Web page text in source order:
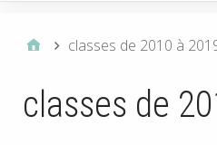
classes de 2010 à
classes de